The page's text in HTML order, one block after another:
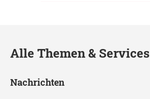
Alle Themen & Services
Nachrichten